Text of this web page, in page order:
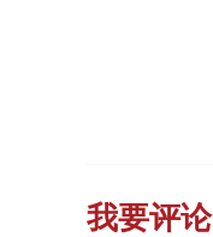
我要评论